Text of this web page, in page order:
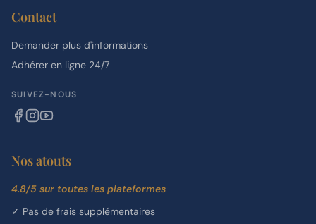
Contact
Demander plus d'informations
Adhérer en ligne 24/7
SUIVEZ-NOUS
Nos atouts
4.8/5 sur toutes les plateformes
✓ Pas de frais supplémentaires